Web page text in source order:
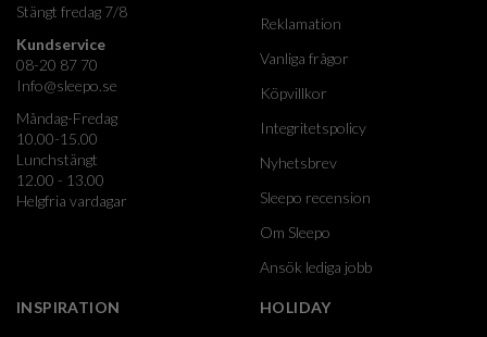
Stängt fredag 7/8
Kundservice
08-20 87 70
Info@sleepo.se
Måndag-Fredag
10.00-15.00
Lunchstängt
12.00 - 13.00
Helgfria vardagar
Reklamation
Vanliga frågor
Köpvillkor
Integritetspolicy
Nyhetsbrev
Sleepo recension
Om Sleepo
Ansök lediga jobb
INSPIRATION HOLIDAY